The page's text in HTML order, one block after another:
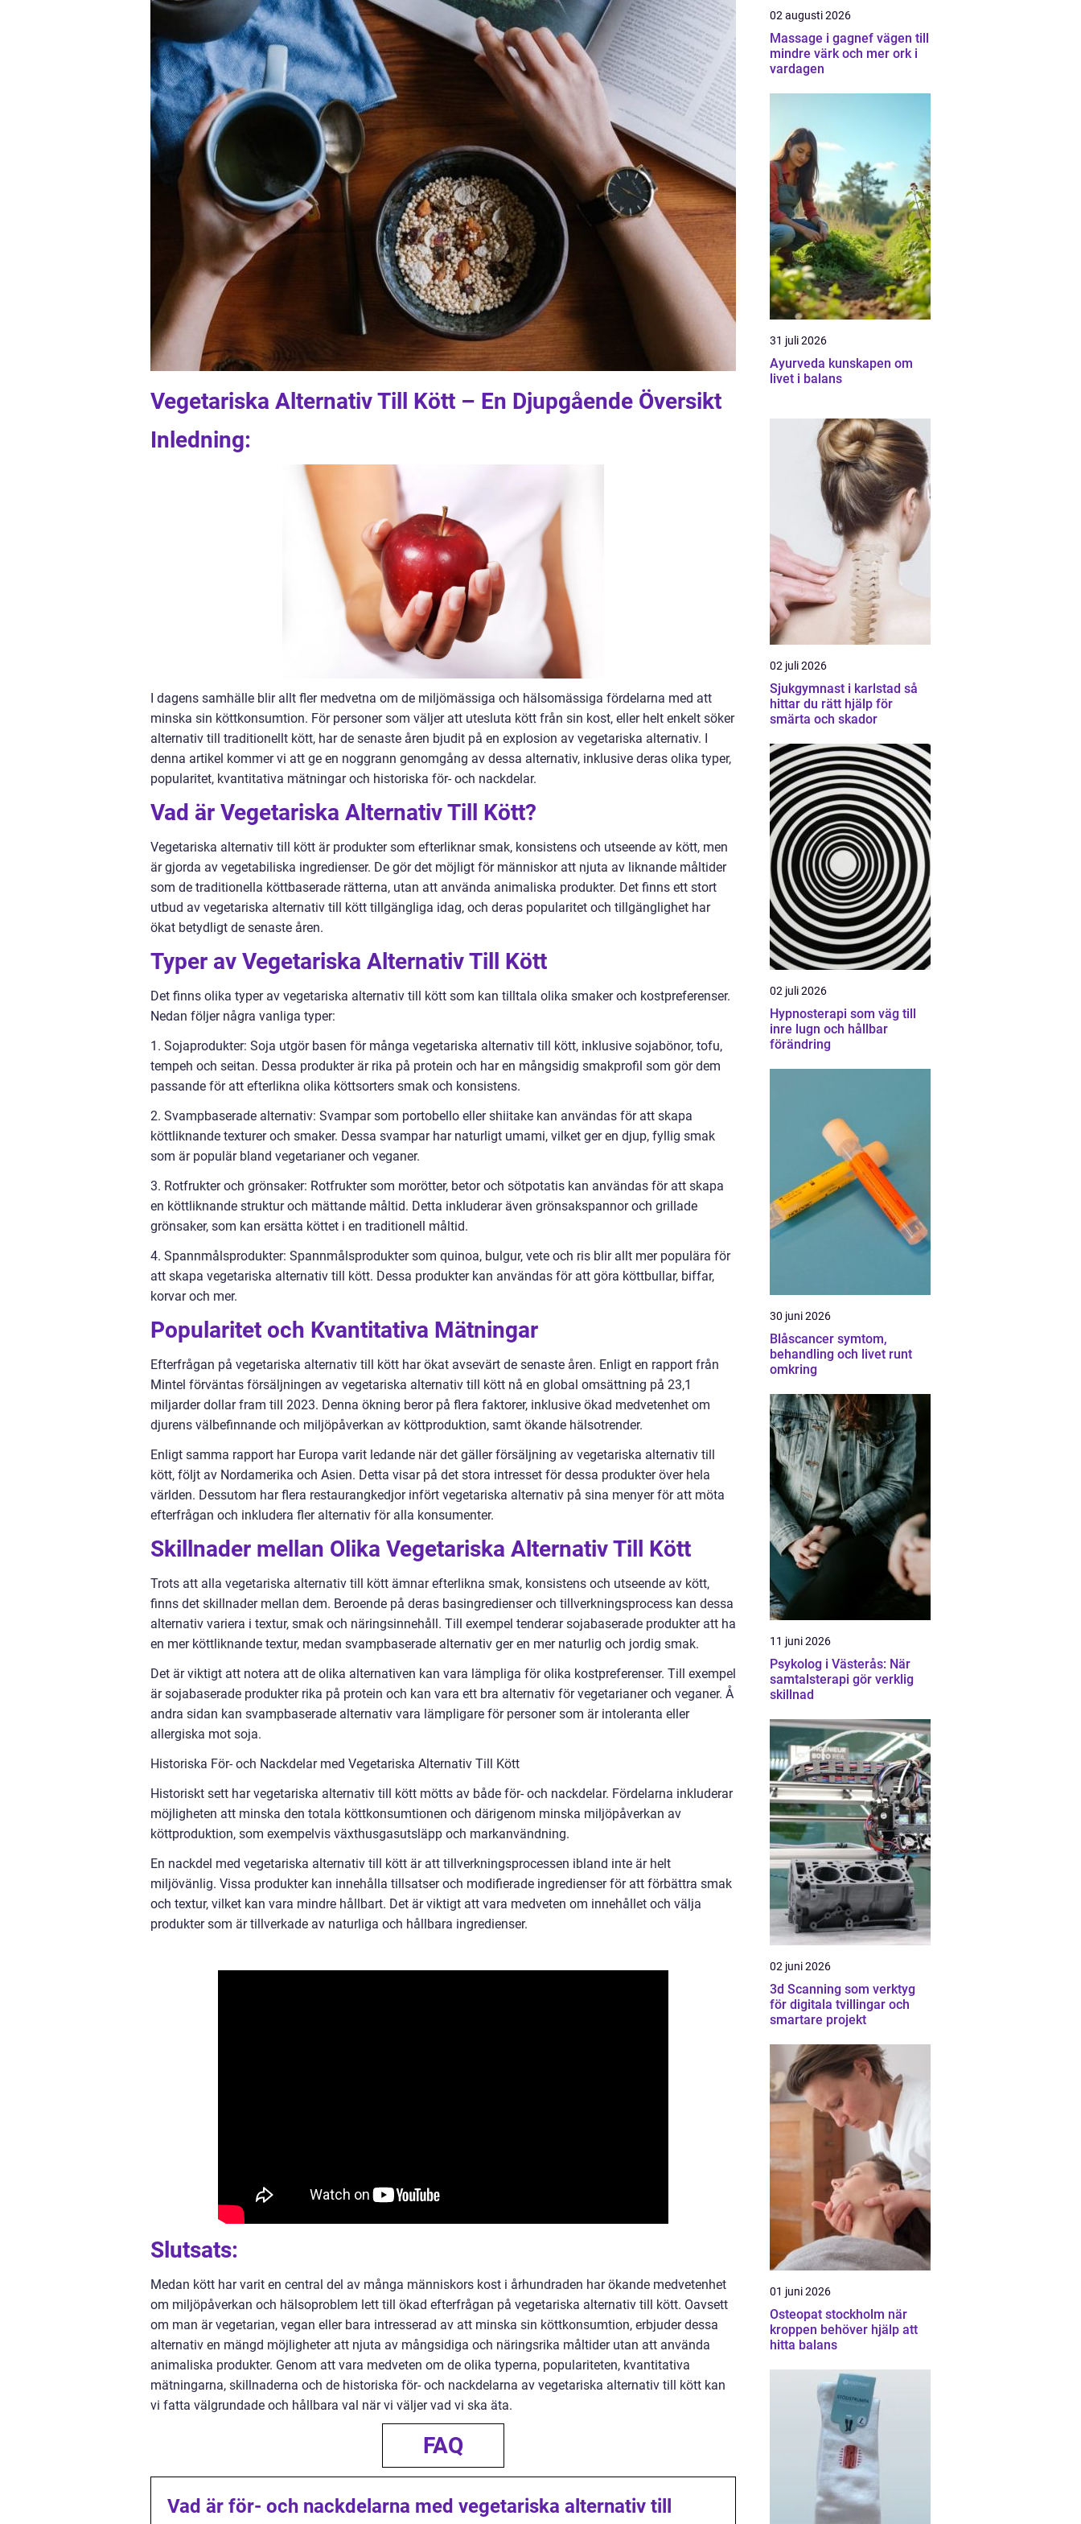
Vegetariska Alternativ Till Kött – En Djupgående Översikt
Inledning:
I dagens samhälle blir allt fler medvetna om de miljömässiga och hälsomässiga fördelarna med att
minska sin köttkonsumtion. För personer som väljer att utesluta kött från sin kost, eller helt enkelt söker
alternativ till traditionellt kött, har de senaste åren bjudit på en explosion av vegetariska alternativ. I
denna artikel kommer vi att ge en noggrann genomgång av dessa alternativ, inklusive deras olika typer,
popularitet, kvantitativa mätningar och historiska för- och nackdelar.
Vad är Vegetariska Alternativ Till Kött?
Vegetariska alternativ till kött är produkter som efterliknar smak, konsistens och utseende av kött, men
är gjorda av vegetabiliska ingredienser. De gör det möjligt för människor att njuta av liknande måltider
som de traditionella köttbaserade rätterna, utan att använda animaliska produkter. Det finns ett stort
utbud av vegetariska alternativ till kött tillgängliga idag, och deras popularitet och tillgänglighet har
ökat betydligt de senaste åren.
Typer av Vegetariska Alternativ Till Kött
Det finns olika typer av vegetariska alternativ till kött som kan tilltala olika smaker och kostpreferenser.
Nedan följer några vanliga typer:
1. Sojaprodukter: Soja utgör basen för många vegetariska alternativ till kött, inklusive sojabönor, tofu,
tempeh och seitan. Dessa produkter är rika på protein och har en mångsidig smakprofil som gör dem
passande för att efterlikna olika köttsorters smak och konsistens.
2. Svampbaserade alternativ: Svampar som portobello eller shiitake kan användas för att skapa
köttliknande texturer och smaker. Dessa svampar har naturligt umami, vilket ger en djup, fyllig smak
som är populär bland vegetarianer och veganer.
3. Rotfrukter och grönsaker: Rotfrukter som morötter, betor och sötpotatis kan användas för att skapa
en köttliknande struktur och mättande måltid. Detta inkluderar även grönsakspannor och grillade
grönsaker, som kan ersätta köttet i en traditionell måltid.
4. Spannmålsprodukter: Spannmålsprodukter som quinoa, bulgur, vete och ris blir allt mer populära för
att skapa vegetariska alternativ till kött. Dessa produkter kan användas för att göra köttbullar, biffar,
korvar och mer.
Popularitet och Kvantitativa Mätningar
Efterfrågan på vegetariska alternativ till kött har ökat avsevärt de senaste åren. Enligt en rapport från
Mintel förväntas försäljningen av vegetariska alternativ till kött nå en global omsättning på 23,1
miljarder dollar fram till 2023. Denna ökning beror på flera faktorer, inklusive ökad medvetenhet om
djurens välbefinnande och miljöpåverkan av köttproduktion, samt ökande hälsotrender.
Enligt samma rapport har Europa varit ledande när det gäller försäljning av vegetariska alternativ till
kött, följt av Nordamerika och Asien. Detta visar på det stora intresset för dessa produkter över hela
världen. Dessutom har flera restaurangkedjor infört vegetariska alternativ på sina menyer för att möta
efterfrågan och inkludera fler alternativ för alla konsumenter.
Skillnader mellan Olika Vegetariska Alternativ Till Kött
Trots att alla vegetariska alternativ till kött ämnar efterlikna smak, konsistens och utseende av kött,
finns det skillnader mellan dem. Beroende på deras basingredienser och tillverkningsprocess kan dessa
alternativ variera i textur, smak och näringsinnehåll. Till exempel tenderar sojabaserade produkter att ha
en mer köttliknande textur, medan svampbaserade alternativ ger en mer naturlig och jordig smak.
Det är viktigt att notera att de olika alternativen kan vara lämpliga för olika kostpreferenser. Till exempel
är sojabaserade produkter rika på protein och kan vara ett bra alternativ för vegetarianer och veganer. Å
andra sidan kan svampbaserade alternativ vara lämpligare för personer som är intoleranta eller
allergiska mot soja.
Historiska För- och Nackdelar med Vegetariska Alternativ Till Kött
Historiskt sett har vegetariska alternativ till kött mötts av både för- och nackdelar. Fördelarna inkluderar
möjligheten att minska den totala köttkonsumtionen och därigenom minska miljöpåverkan av
köttproduktion, som exempelvis växthusgasutsläpp och markanvändning.
En nackdel med vegetariska alternativ till kött är att tillverkningsprocessen ibland inte är helt
miljövänlig. Vissa produkter kan innehålla tillsatser och modifierade ingredienser för att förbättra smak
och textur, vilket kan vara mindre hållbart. Det är viktigt att vara medveten om innehållet och välja
produkter som är tillverkade av naturliga och hållbara ingredienser.
Slutsats:
Medan kött har varit en central del av många människors kost i århundraden har ökande medvetenhet
om miljöpåverkan och hälsoproblem lett till ökad efterfrågan på vegetariska alternativ till kött. Oavsett
om man är vegetarian, vegan eller bara intresserad av att minska sin köttkonsumtion, erbjuder dessa
alternativ en mängd möjligheter att njuta av mångsidiga och näringsrika måltider utan att använda
animaliska produkter. Genom att vara medveten om de olika typerna, populariteten, kvantitativa
mätningarna, skillnaderna och de historiska för- och nackdelarna av vegetariska alternativ till kött kan
vi fatta välgrundade och hållbara val när vi väljer vad vi ska äta.
FAQ
Vad är för- och nackdelarna med vegetariska alternativ till
02 augusti 2026
Massage i gagnef vägen till
mindre värk och mer ork i
vardagen
31 juli 2026
Ayurveda kunskapen om
livet i balans
02 juli 2026
Sjukgymnast i karlstad så
hittar du rätt hjälp för
smärta och skador
02 juli 2026
Hypnosterapi som väg till
inre lugn och hållbar
förändring
30 juni 2026
Blåscancer symtom,
behandling och livet runt
omkring
11 juni 2026
Psykolog i Västerås: När
samtalsterapi gör verklig
skillnad
02 juni 2026
3d Scanning som verktyg
för digitala tvillingar och
smartare projekt
01 juni 2026
Osteopat stockholm när
kroppen behöver hjälp att
hitta balans